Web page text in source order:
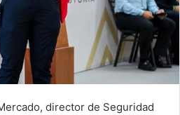
director de Seguridad